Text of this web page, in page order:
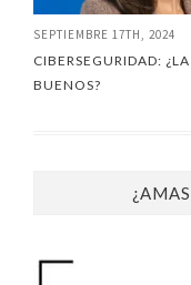
SEPTIEMBRE 17TH, 2024
CIBERSEGURIDAD:
BUENOS?